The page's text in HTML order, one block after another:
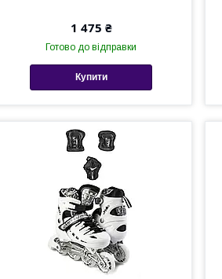
1 475 ₴
Готово до відправки
Купити